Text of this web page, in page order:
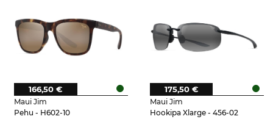
Maui Jim
Pehu - H602-10
166,50 €
Maui Jim
Hookipa Xlarge - 456-02
175,50 €